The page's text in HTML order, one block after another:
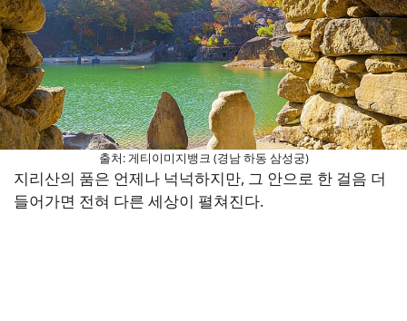
출처: 게티이미지뱅크 (경남 하동 삼성궁)
지리산의 품은 언제나 넉넉하지만, 그 안으로 한 걸음 더
들어가면 전혀 다른 세상이 펼쳐진다.